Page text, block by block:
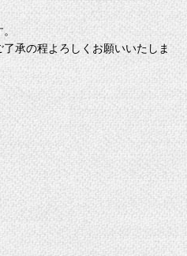
。
承の程よろしくお願いいたしま